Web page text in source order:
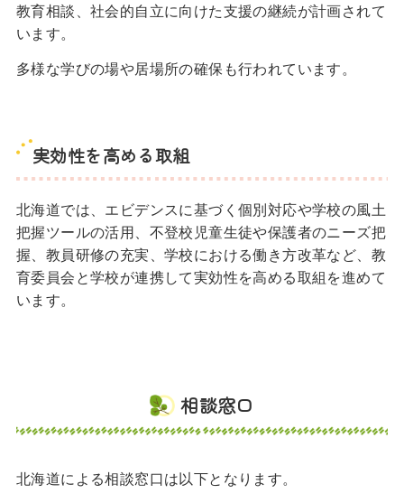
教育相談、社会的自立に向けた支援の継続が計画されて
います。
多様な学びの場や居場所の確保も行われています。
実効性を高める取組
北海道では、エビデンスに基づく個別対応や学校の風土
把握ツールの活用、不登校児童生徒や保護者のニーズ把
握、教員研修の充実、学校における働き方改革など、教
育委員会と学校が連携して実効性を高める取組を進めて
います。
相談窓口
北海道による相談窓口は以下となります。